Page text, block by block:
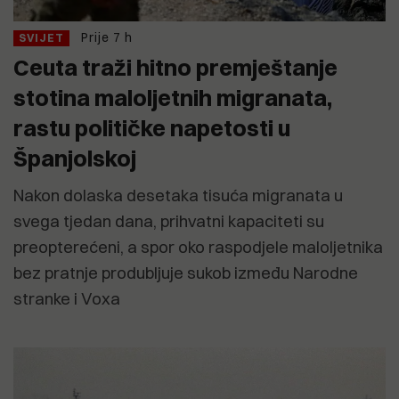
SVIJET Prije 7 h
Ceuta traži hitno premještanje
stotina maloljetnih migranata,
rastu političke napetosti u
Španjolskoj
Nakon dolaska desetaka tisuća migranata u
svega tjedan dana, prihvatni kapaciteti su
preopterećeni, a spor oko raspodjele maloljetnika
bez pratnje produbljuje sukob između Narodne
stranke i Voxa